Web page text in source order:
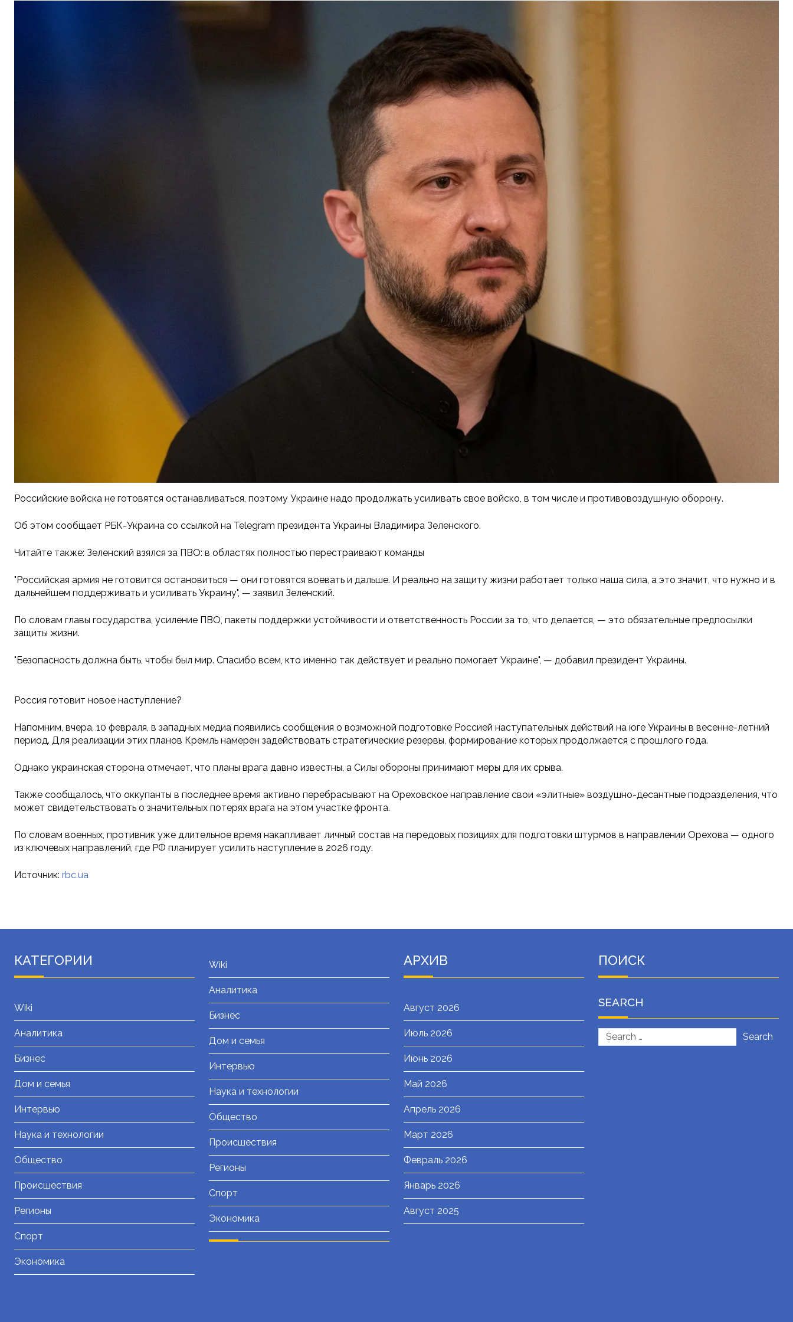
Российские войска не готовятся останавливаться, поэтому Украине надо продолжать усиливать свое войско, в том числе и противовоздушную оборону.
Об этом сообщает РБК-Украина со ссылкой на Telegram президента Украины Владимира Зеленского.
Читайте также: Зеленский взялся за ПВО: в областях полностью перестраивают команды
"Российская армия не готовится остановиться — они готовятся воевать и дальше. И реально на защиту жизни работает только наша сила, а это значит, что нужно и в
дальнейшем поддерживать и усиливать Украину", — заявил Зеленский.
По словам главы государства, усиление ПВО, пакеты поддержки устойчивости и ответственность России за то, что делается, — это обязательные предпосылки
защиты жизни.
"Безопасность должна быть, чтобы был мир. Спасибо всем, кто именно так действует и реально помогает Украине", — добавил президент Украины.
Россия готовит новое наступление?
Напомним, вчера, 10 февраля, в западных медиа появились сообщения о возможной подготовке Россией наступательных действий на юге Украины в весенне-летний
период. Для реализации этих планов Кремль намерен задействовать стратегические резервы, формирование которых продолжается с прошлого года.
Однако украинская сторона отмечает, что планы врага давно известны, а Силы обороны принимают меры для их срыва.
Также сообщалось, что оккупанты в последнее время активно перебрасывают на Ореховское направление свои «элитные» воздушно-десантные подразделения, что
может свидетельствовать о значительных потерях врага на этом участке фронта.
По словам военных, противник уже длительное время накапливает личный состав на передовых позициях для подготовки штурмов в направлении Орехова — одного
из ключевых направлений, где РФ планирует усилить наступление в 2026 году.
Источник: rbc.ua
КАТЕГОРИИ
Wiki
Аналитика
Бизнес
Дом и семья
Интервью
Наука и технологии
Общество
Происшествия
Регионы
Спорт
Экономика
Wiki
Аналитика
Бизнес
Дом и семья
Интервью
Наука и технологии
Общество
Происшествия
Регионы
Спорт
Экономика
АРХИВ
Август 2026
Июль 2026
Июнь 2026
Май 2026
Апрель 2026
Март 2026
Февраль 2026
Январь 2026
Август 2025
ПОИСК
SEARCH
Search